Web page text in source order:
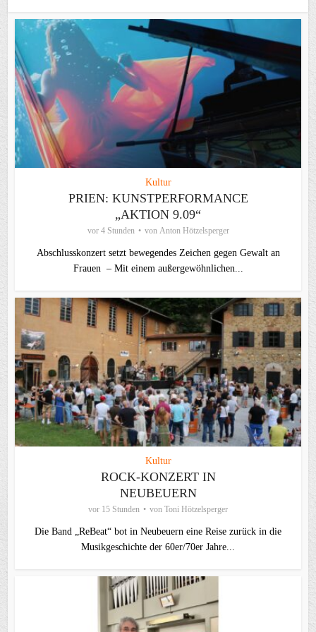
Kultur
PRIEN: KUNSTPERFORMANCE
„AKTION 9.09“
vor 4 Stunden von Anton Hötzelsperger
Abschlusskonzert setzt bewegendes Zeichen gegen Gewalt an
Frauen – Mit einem außergewöhnlichen...
Kultur
ROCK-KONZERT IN
NEUBEUERN
vor 15 Stunden von Toni Hötzelsperger
Die Band „ReBeat“ bot in Neubeuern eine Reise zurück in die
Musikgeschichte der 60er/70er Jahre...